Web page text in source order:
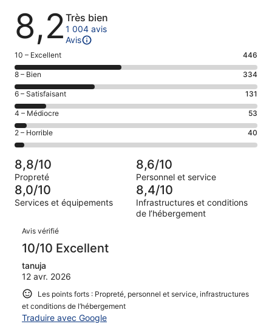
Avis
8,2 Très bien
1 004 avis
Avis
Note
des
voyageurs
de 10
(Excellent),
d’après 446 avis
sur 1004.
10 – Excellent 446
Note
des
voyageurs
de 8
(Bien),
d’après 334 avis
sur 1004.
8 – Bien 334
Note
des
voyageurs
de 6
(Satisfaisant),
sur 1004.
6 – Satisfaisant 131
Note
des
voyageurs
de 4
(Médiocre),
d’après 53 avis
sur 1004.
4 – Médiocre 53
Note
des
voyageurs
de 2
(Horrible),
d’après 40 avis
sur 1004.
2 – Horrible 40
8,8/10
Propreté
8,6/10
Personnel et service
8,0/10
Services et équipements
8,4/10
Infrastructures et conditions
de l’hébergement
Avis
Avis vérifié
10/10 Excellent
tanuja
12 avr. 2026
Les points forts : Propreté, personnel et service, infrastructures
et conditions de l’hébergement
Traduire avec Google